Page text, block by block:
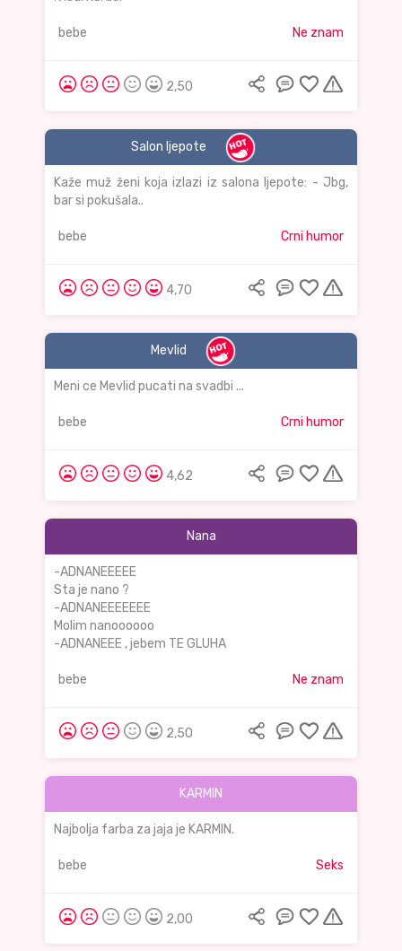
bebe Ne znam
2,50
Salon ljepote
Kaže muž ženi koja izlazi iz salona ljepote: - Jbg,
bar si pokušala..
bebe Crni humor
4,70
Mevlid
Meni ce Mevlid pucati na svadbi ...
bebe Crni humor
4,62
Nana
-ADNANEEEEE
Sta je nano ?
-ADNANEEEEEEE
Molim nanoooooo
-ADNANEEE , jebem TE GLUHA
bebe Ne znam
2,50
KARMIN
Najbolja farba za jaja je KARMIN.
bebe Seks
2,00